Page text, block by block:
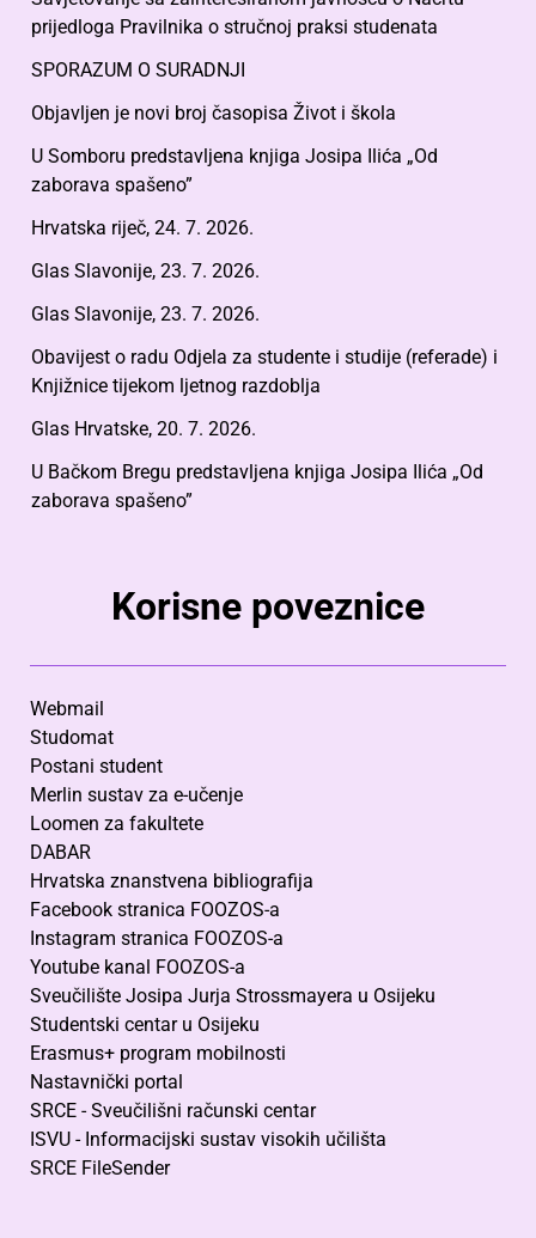
prijedloga Pravilnika o stručnoj praksi studenata
SPORAZUM O SURADNJI
Objavljen je novi broj časopisa Život i škola
U Somboru predstavljena knjiga Josipa Ilića „Od
zaborava spašeno”
Hrvatska riječ, 24. 7. 2026.
Glas Slavonije, 23. 7. 2026.
Glas Slavonije, 23. 7. 2026.
Obavijest o radu Odjela za studente i studije (referade) i
Knjižnice tijekom ljetnog razdoblja
Glas Hrvatske, 20. 7. 2026.
U Bačkom Bregu predstavljena knjiga Josipa Ilića „Od
zaborava spašeno”
Korisne poveznice
Webmail
Studomat
Postani student
Merlin sustav za e-učenje
Loomen za fakultete
DABAR
Hrvatska znanstvena bibliografija
Facebook stranica FOOZOS-a
Instagram stranica FOOZOS-a
Youtube kanal FOOZOS-a
Sveučilište Josipa Jurja Strossmayera u Osijeku
Studentski centar u Osijeku
Erasmus+ program mobilnosti
Nastavnički portal
SRCE - Sveučilišni računski centar
ISVU - Informacijski sustav visokih učilišta
SRCE FileSender